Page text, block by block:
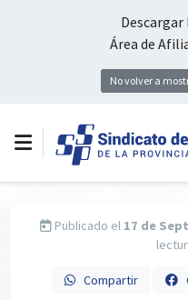
Área de
No volver a
Publicado el 17 de
Compartir